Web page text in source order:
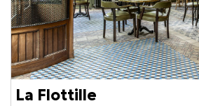
La Flottille